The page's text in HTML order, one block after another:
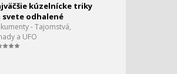
kúzelnícke triky
svete odhalené
- Tajomstvá,
a UFO